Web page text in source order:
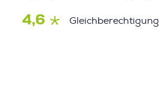
4,6 Gleichberechtigung